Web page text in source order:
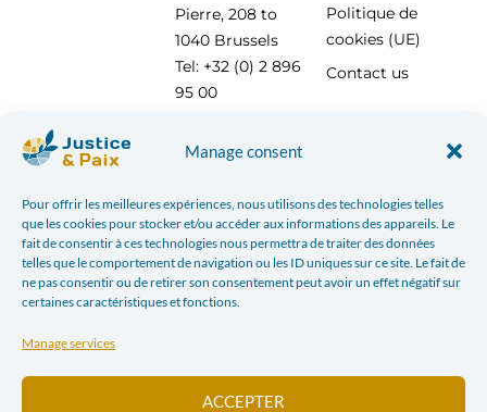
Manage consent
Pour offrir les meilleures expériences, nous utilisons des technologies telles
que les cookies pour stocker et/ou accéder aux informations des appareils. Le
fait de consentir à ces technologies nous permettra de traiter des données
telles que le comportement de navigation ou les ID uniques sur ce site. Le fait de
ne pas consentir ou de retirer son consentement peut avoir un effet négatif sur
certaines caractéristiques et fonctions.
Manage services
ACCEPTER
Pierre, 208 to
1040 Brussels
Tel: +32 (0) 2 896
95 00
Politique de
cookies (UE)
Contact us
With the support of :